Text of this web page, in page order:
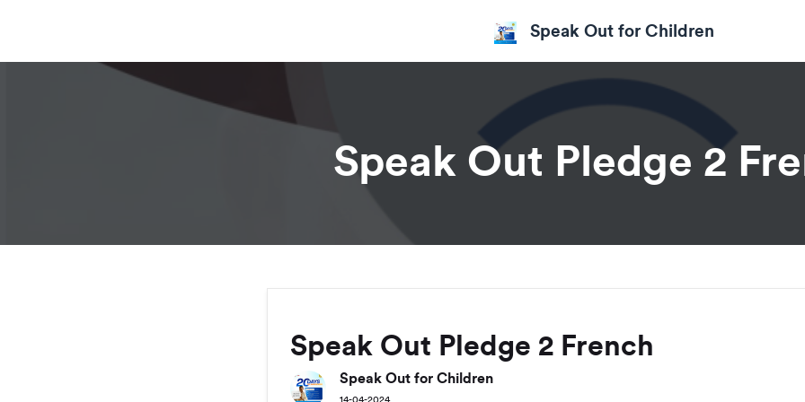
Speak Out for Children
Speak Out Pledge 2
Speak Out Pledge 2 French
Speak Out for Children
14-04-2024